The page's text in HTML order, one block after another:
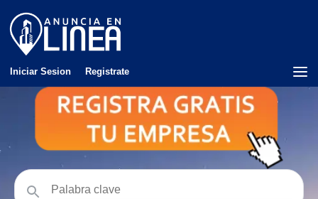
Iniciar Sesion Registrate